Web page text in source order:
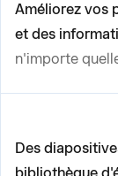
Améliorez vos
et des
n'importe
Des